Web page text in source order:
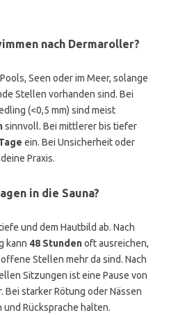
nach Dermaroller?
Seen oder im Meer, solange
Stellen vorhanden sind. Bei
(<0,5 mm) sind meist
sinnvoll. Bei mittlerer bis tiefer
ein. Bei Unsicherheit oder
Praxis.
in die Sauna?
und dem Hautbild ab. Nach
kann 48 Stundenoft ausreichen,
Stellen mehr da sind. Nach
Sitzungen ist eine Pause von
Bei starker Rötung oder Nässen
Rücksprache halten.